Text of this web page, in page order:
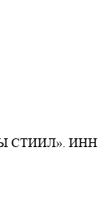
СТИИЛ». ИНН